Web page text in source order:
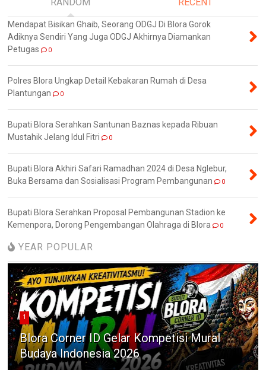
Mendapat Bisikan Ghaib, Seorang ODGJ Di Blora Gorok
Adiknya Sendiri Yang Juga ODGJ Akhirnya Diamankan
Petugas
0
Polres Blora Ungkap Detail Kebakaran Rumah di Desa
Plantungan
0
Bupati Blora Serahkan Santunan Baznas kepada Ribuan
Mustahik Jelang Idul Fitri
0
Bupati Blora Akhiri Safari Ramadhan 2024 di Desa Nglebur,
Buka Bersama dan Sosialisasi Program Pembangunan
0
Bupati Blora Serahkan Proposal Pembangunan Stadion ke
Kemenpora, Dorong Pengembangan Olahraga di Blora
0
YEAR POPULAR
1
Blora Corner ID Gelar Kompetisi Mural
Budaya Indonesia 2026